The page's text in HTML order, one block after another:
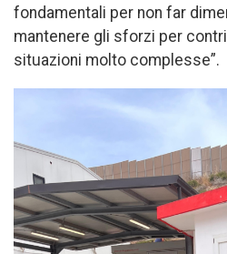
fondamentali per non far
mantenere gli sforzi per
situazioni molto complesse”.